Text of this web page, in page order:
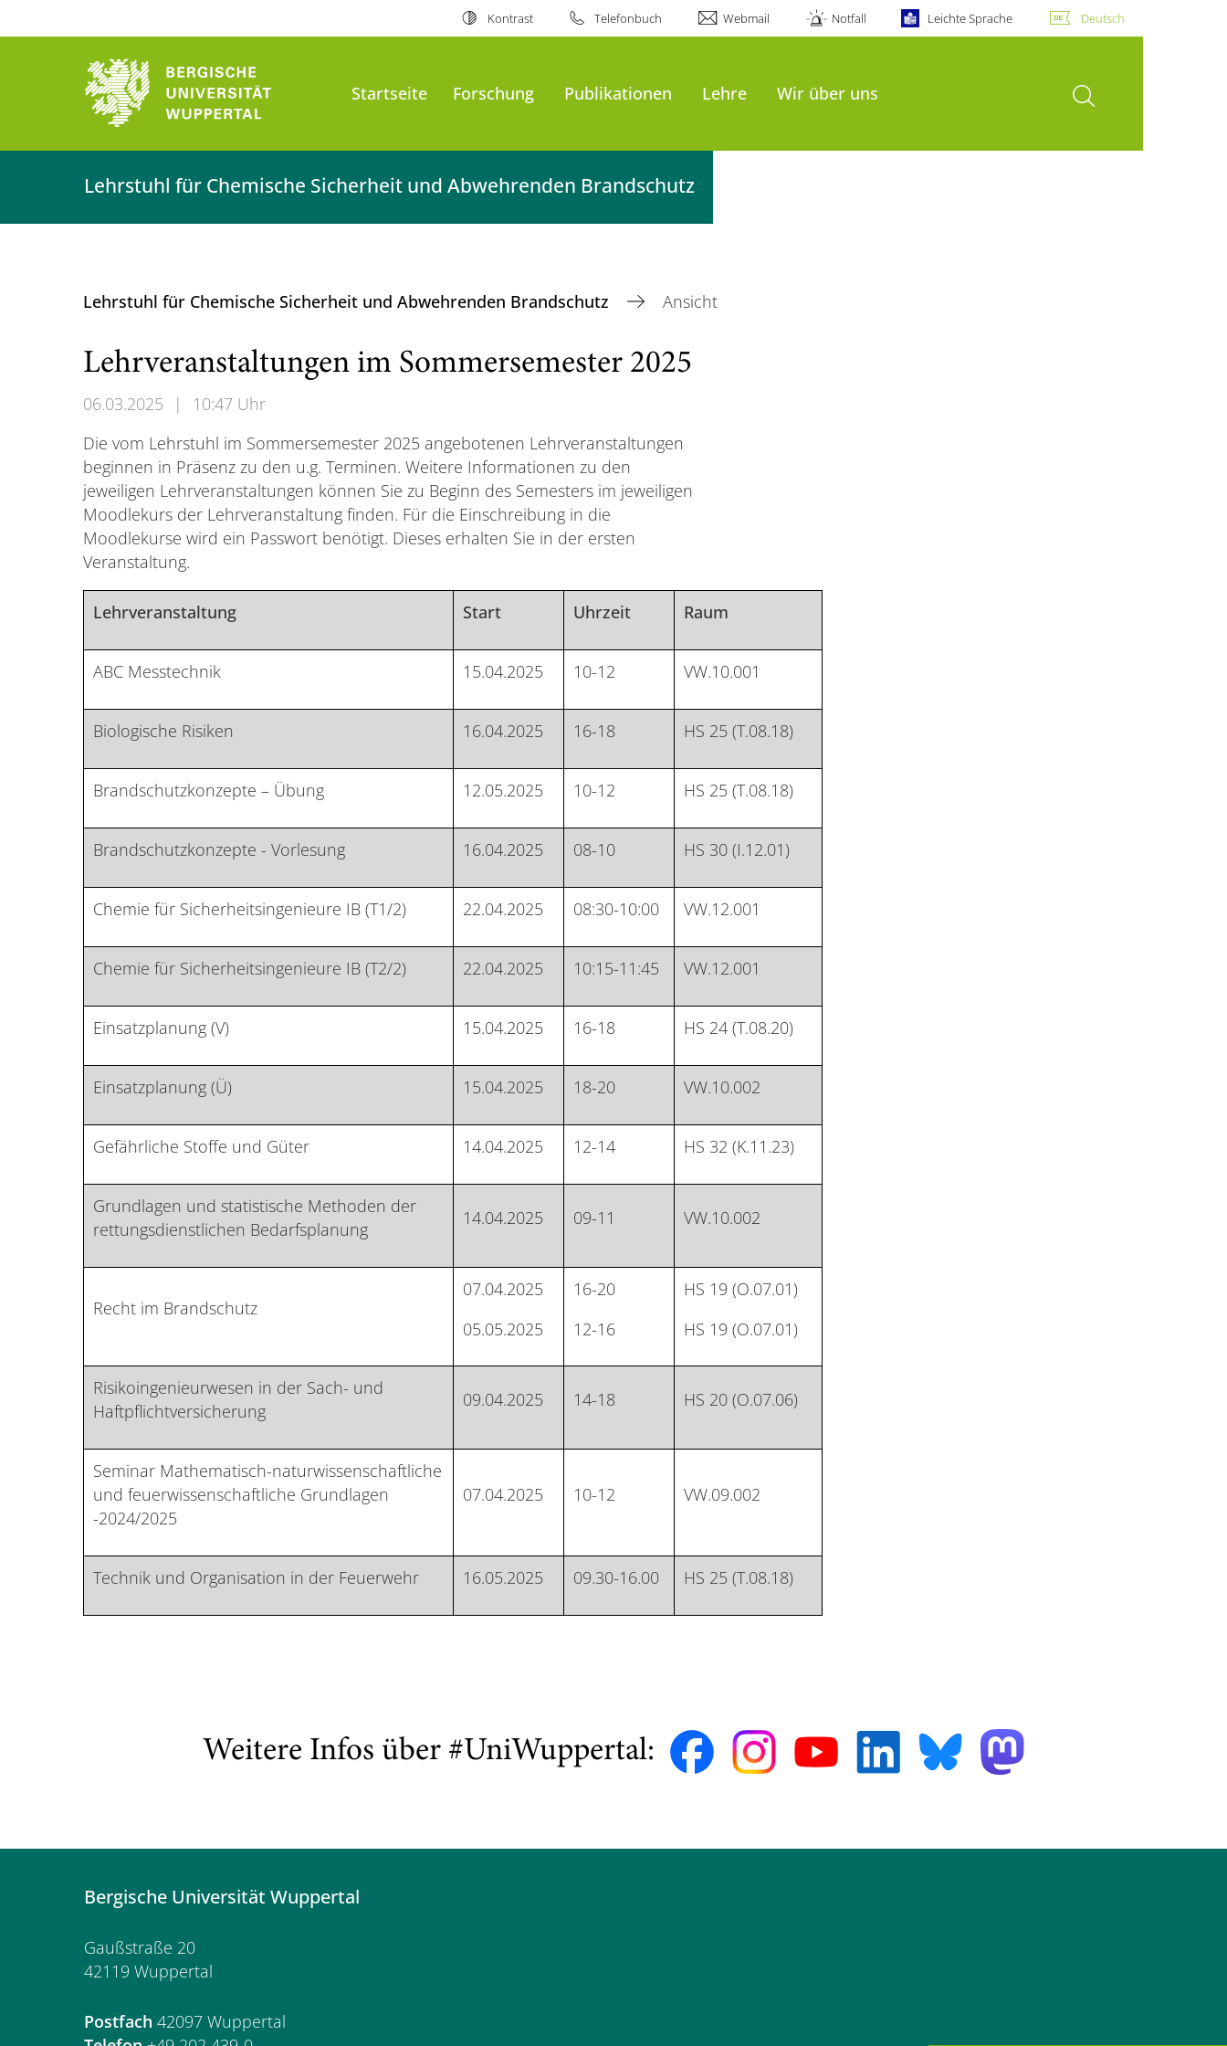
Kontrast Telefonbuch Webmail Notfall Leichte Sprache Deutsch
Startseite Forschung Publikationen Lehre Wir über uns Suche öffnen
Lehrstuhl für Chemische Sicherheit und Abwehrenden Brandschutz
Lehrstuhl für Chemische Sicherheit und Abwehrenden Brandschutz Ansicht
Lehrveranstaltungen im Sommersemester 2025
06.03.2025 |
10:47 Uhr
Die vom Lehrstuhl im Sommersemester 2025 angebotenen Lehrveranstaltungen
beginnen in Präsenz zu den u.g. Terminen. Weitere Informationen zu den
jeweiligen Lehrveranstaltungen können Sie zu Beginn des Semesters im jeweiligen
Moodlekurs der Lehrveranstaltung finden. Für die Einschreibung in die
Moodlekurse wird ein Passwort benötigt. Dieses erhalten Sie in der ersten
Veranstaltung.
Lehrveranstaltung Start Uhrzeit Raum
ABC Messtechnik 15.04.2025 10-12 VW.10.001
Biologische Risiken 16.04.2025 16-18 HS 25 (T.08.18)
Brandschutzkonzepte – Übung 12.05.2025 10-12 HS 25 (T.08.18)
Brandschutzkonzepte - Vorlesung 16.04.2025 08-10 HS 30 (I.12.01)
Chemie für Sicherheitsingenieure IB (T1/2) 22.04.2025 08:30-10:00 VW.12.001
Chemie für Sicherheitsingenieure IB (T2/2) 22.04.2025 10:15-11:45 VW.12.001
Einsatzplanung (V) 15.04.2025 16-18 HS 24 (T.08.20)
Einsatzplanung (Ü) 15.04.2025 18-20 VW.10.002
Gefährliche Stoffe und Güter 14.04.2025 12-14 HS 32 (K.11.23)
Grundlagen und statistische Methoden der
rettungsdienstlichen Bedarfsplanung
14.04.2025 09-11 VW.10.002
Recht im Brandschutz
07.04.2025
05.05.2025
16-20
12-16
HS 19 (O.07.01)
HS 19 (O.07.01)
Risikoingenieurwesen in der Sach- und
Haftpflichtversicherung
09.04.2025 14-18 HS 20 (O.07.06)
Seminar Mathematisch-naturwissenschaftliche
und feuerwissenschaftliche Grundlagen
-2024/2025
07.04.2025 10-12 VW.09.002
Technik und Organisation in der Feuerwehr 16.05.2025 09.30-16.00 HS 25 (T.08.18)
Weitere Infos über #UniWuppertal:
Bergische Universität Wuppertal
Gaußstraße 20
42119 Wuppertal
Postfach 42097 Wuppertal